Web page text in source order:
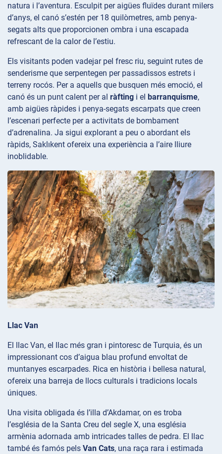
natura i l’aventura. Esculpit per aigües fluïdes durant milers
d’anys, el canó s’estén per 18 quilòmetres, amb penya-
segats alts que proporcionen ombra i una escapada
refrescant de la calor de l’estiu.
Els visitants poden vadejar pel fresc riu, seguint rutes de
senderisme que serpentegen per passadissos estrets i
terreny rocós. Per a aquells que busquen més emoció, el
canó és un punt calent per al ràfting i el barranquisme,
amb aigües ràpides i penya-segats escarpats que creen
l’escenari perfecte per a activitats de bombament
d’adrenalina. Ja sigui explorant a peu o abordant els
ràpids, Saklıkent ofereix una experiència a l’aire lliure
inoblidable.
Llac Van
El llac Van, el llac més gran i pintoresc de Turquia, és un
impressionant cos d’aigua blau profund envoltat de
muntanyes escarpades. Rica en història i bellesa natural,
ofereix una barreja de llocs culturals i tradicions locals
úniques.
Una visita obligada és l’illa d’Akdamar, on es troba
l’església de la Santa Creu del segle X, una església
armènia adornada amb intricades talles de pedra. El llac
també és famós pels Van Cats, una raça rara i estimada